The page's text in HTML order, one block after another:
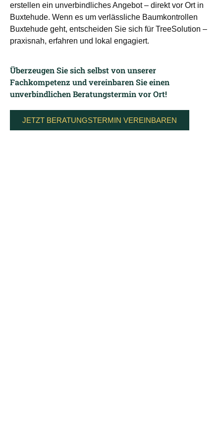
erstellen ein unverbindliches Angebot – direkt vor Ort in
Buxtehude. Wenn es um verlässliche Baumkontrollen
Buxtehude geht, entscheiden Sie sich für TreeSolution –
praxisnah, erfahren und lokal engagiert.
Überzeugen Sie sich selbst von unserer
Fachkompetenz und vereinbaren Sie einen
unverbindlichen Beratungstermin vor Ort!
JETZT BERATUNGSTERMIN VEREINBAREN